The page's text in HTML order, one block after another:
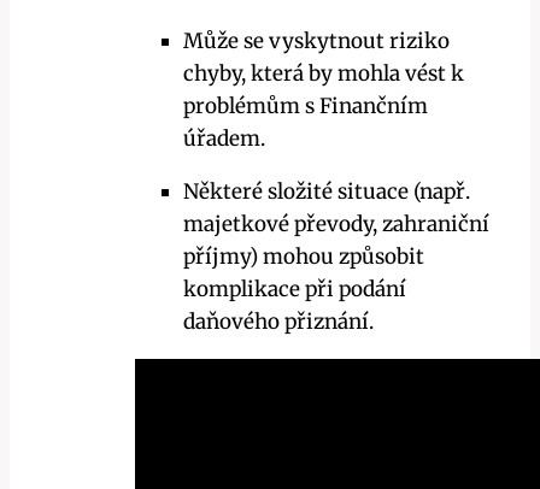
Může se vyskytnout riziko
chyby, která by mohla vést k
problémům s Finančním
úřadem.
Některé složité situace (např.
majetkové převody, zahraniční
příjmy) mohou způsobit
komplikace při podání
daňového přiznání.